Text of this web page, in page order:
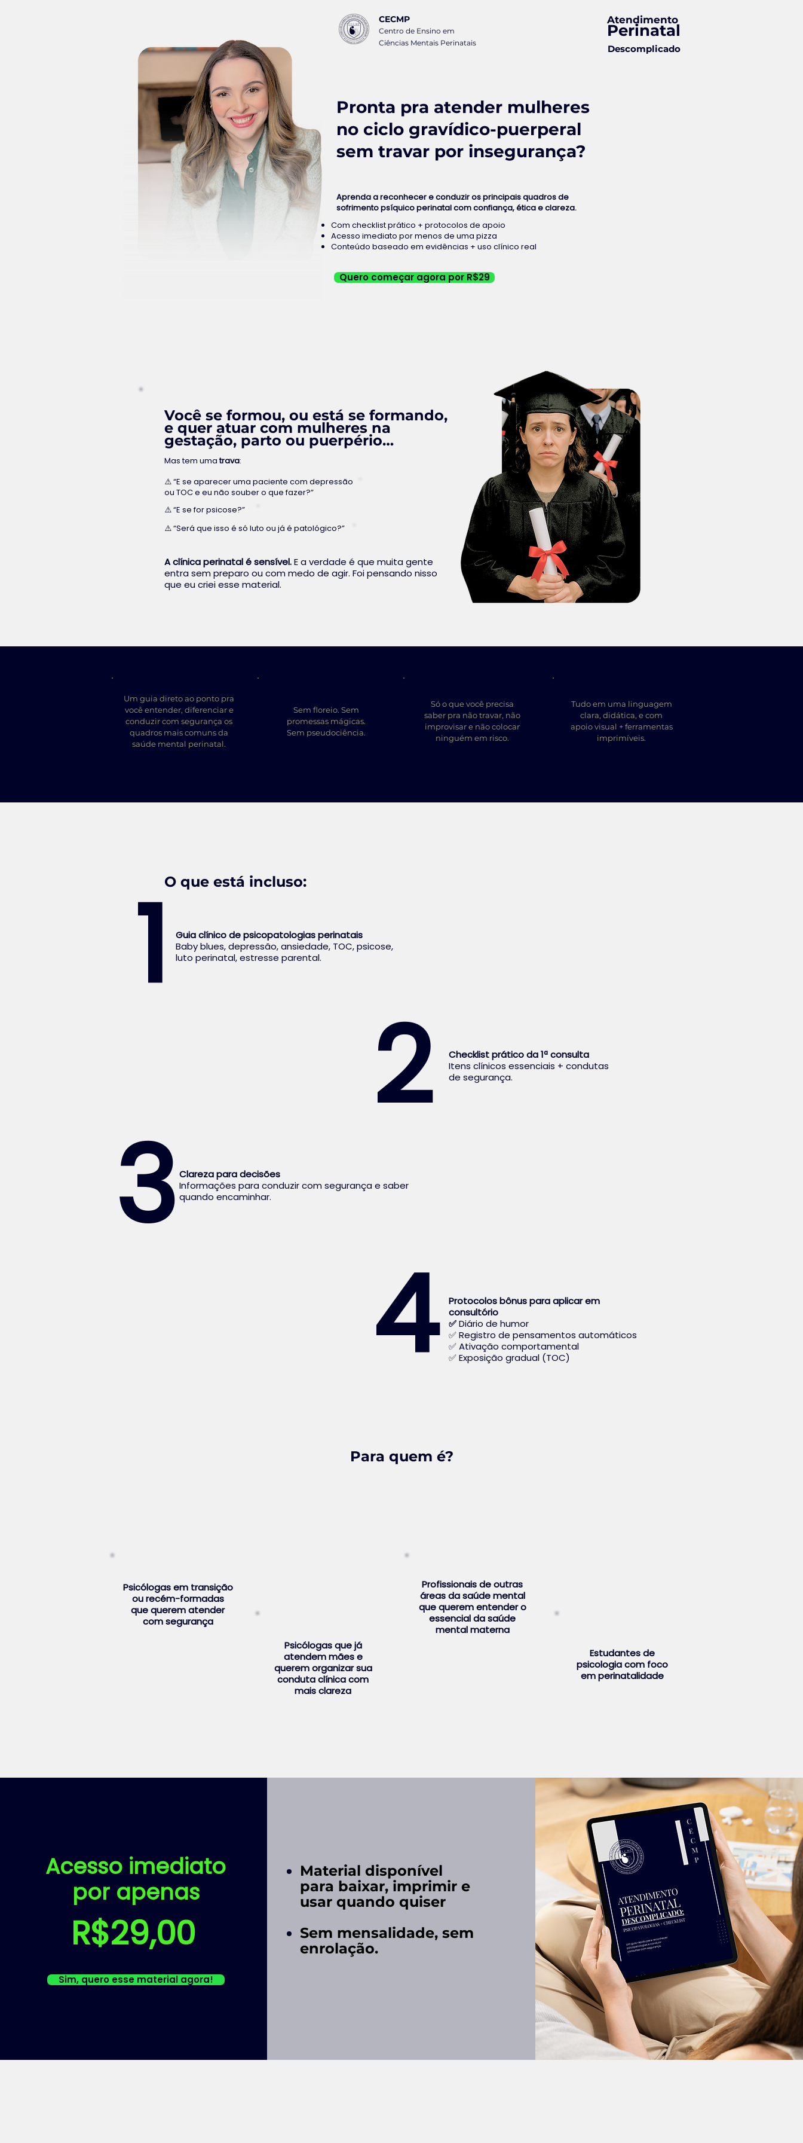
Pronta pra atender mulheres
no ciclo gravídico-puerperal
sem travar por insegurança?
CECMP
Centro de Ensino em
Ciências Mentais Perinatais
Atendimento
Descomplicado
Perinatal
Aprenda a reconhecer e conduzir os principais quadros de
sofrimento psíquico perinatal com confiança, ética e clareza.
Quero começar agora por R$29
Com checklist prático + protocolos de apoio
Acesso imediato por menos de uma pizza
Conteúdo baseado em evidências + uso clínico real
Você se formou, ou está se formando,
e quer atuar com mulheres na
gestação, parto ou puerpério…
Mas tem umatrava:
⚠️ “E se aparecer uma paciente com depressão
ou TOC e eu não souber o que fazer?”
⚠️ “E se for psicose?”
⚠️ “Será que isso é só luto ou já é patológico?”
A clínica perinatal é sensível.E a verdade é que muita gente
entra sem preparo ou com medo de agir. Foi pensando nisso
que eu criei esse material.
Um guia direto ao ponto pra
você entender, diferenciar e
conduzir com segurança os
quadros mais comuns da
saúde mental perinatal.
Sem floreio. Sem
promessas mágicas.
Sem pseudociência.
Só o que você precisa
saber pra não travar, não
improvisar e não colocar
ninguém em risco.
Tudo em uma linguagem
clara, didática, e com
apoio visual + ferramentas
imprimíveis.
O que está incluso:
Guia clínico de psicopatologias perinatais
Baby blues, depressão, ansiedade, TOC, psicose,
luto perinatal, estresse parental.
1
Checklist prático da 1ª consulta
Itens clínicos essenciais + condutas
de segurança.
2
Clareza para decisões
Informações para conduzir com segurança e saber
quando encaminhar.
3
Protocolos bônus para aplicar em
consultório
✅Diário de humor
✅ Registro de pensamentos automáticos
✅ Ativação comportamental
✅ Exposição gradual (TOC)
4
Para quem é?
Psicólogas em transição
ou recém-formadas
que querem atender
com segurança
Psicólogas que já
atendem mães e
querem organizar sua
conduta clínica com
mais clareza
Profissionais de outras
áreas da saúde mental
que querem entender o
essencial da saúde
mental materna
Estudantes de
psicologia com foco
em perinatalidade
Acesso imediato
por apenas
R$29,00
Sim, quero esse material agora!
Material disponível
para baixar, imprimir e
usar quando quiser
Sem mensalidade, sem
enrolação.